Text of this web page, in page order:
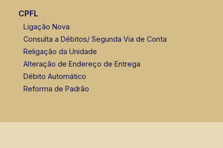
CPFL
Ligação Nova
Consulta a Débitos/ Segunda Via de Conta
Religação da Unidade
Alteração de Endereço de Entrega
Débito Automático
Reforma de Padrão